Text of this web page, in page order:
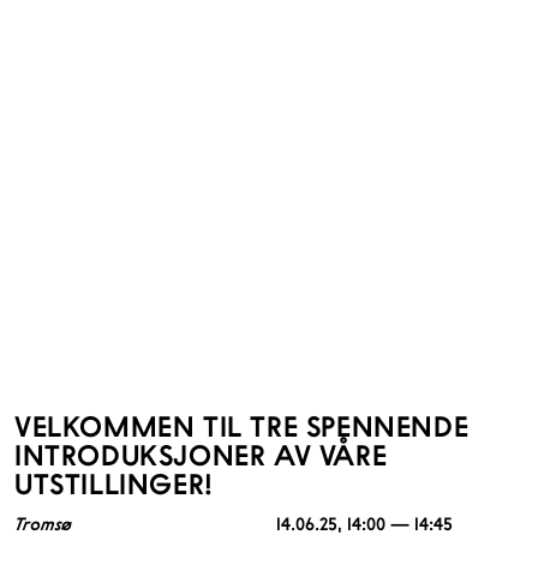
VELKOMMEN TIL TRE SPENNENDE
INTRODUKSJONER AV VÅRE
UTSTILLINGER!
Tromsø 14.06.25, 14:00 — 14:45